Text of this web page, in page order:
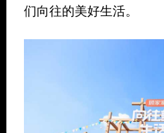
们向往的美好生活。